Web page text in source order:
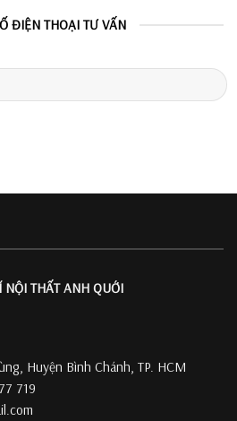
ĐIỆN THOẠI TƯ VẤN
NỘI THẤT ANH QUỚI
Huyện Bình Chánh, TP. HCM
719